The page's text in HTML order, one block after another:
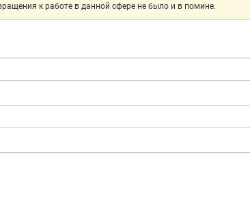
к работе в данной сфере не было и в помине.